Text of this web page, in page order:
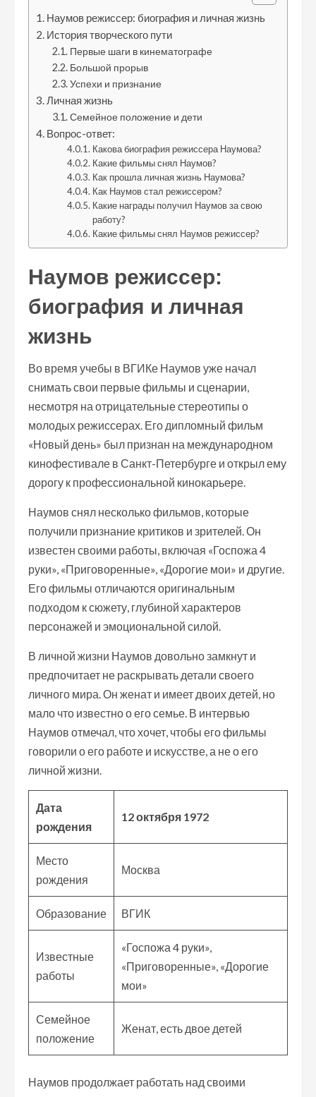
Наумов режиссер: биография и личная жизнь
История творческого пути
Первые шаги в кинематографе
Большой прорыв
Успехи и признание
Личная жизнь
Семейное положение и дети
Вопрос-ответ:
Какова биография режиссера Наумова?
Какие фильмы снял Наумов?
Как прошла личная жизнь Наумова?
Как Наумов стал режиссером?
Какие награды получил Наумов за свою
работу?
Какие фильмы снял Наумов режиссер?
Наумов режиссер:
биография и личная
жизнь
Во время учебы в ВГИКе Наумов уже начал
снимать свои первые фильмы и сценарии,
несмотря на отрицательные стереотипы о
молодых режиссерах. Его дипломный фильм
«Новый день» был признан на международном
кинофестивале в Санкт-Петербурге и открыл ему
дорогу к профессиональной кинокарьере.
Наумов снял несколько фильмов, которые
получили признание критиков и зрителей. Он
известен своими работы, включая «Госпожа 4
руки», «Приговоренные», «Дорогие мои» и другие.
Его фильмы отличаются оригинальным
подходом к сюжету, глубиной характеров
персонажей и эмоциональной силой.
В личной жизни Наумов довольно замкнут и
предпочитает не раскрывать детали своего
личного мира. Он женат и имеет двоих детей, но
мало что известно о его семье. В интервью
Наумов отмечал, что хочет, чтобы его фильмы
говорили о его работе и искусстве, а не о его
личной жизни.
Дата
рождения
12 октября 1972
Место
рождения
Москва
Образование ВГИК
Известные
работы
«Госпожа 4 руки»,
«Приговоренные», «Дорогие
мои»
Семейное
положение
Женат, есть двое детей
Наумов продолжает работать над своими